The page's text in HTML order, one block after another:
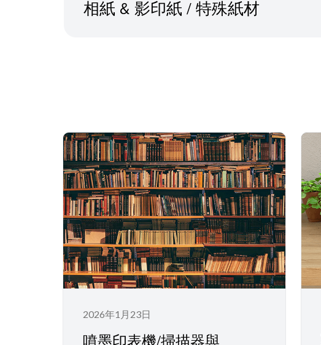
相紙 & 影印紙 / 特殊紙材
2026年1月23日